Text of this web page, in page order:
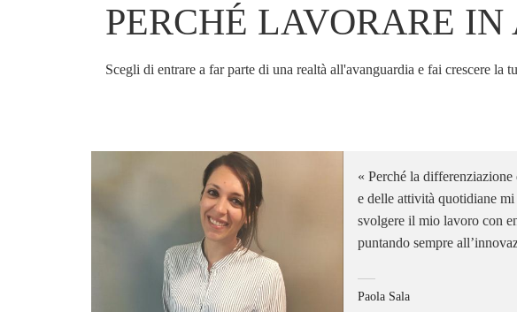
PERCHÉ LAVORARE IN
Scegli di entrare a far parte di una realtà all'avanguardia e fai crescere
Perché la differenziazione
e delle attività quotidiane mi
svolgere il mio lavoro con
puntando sempre
Paola Sala